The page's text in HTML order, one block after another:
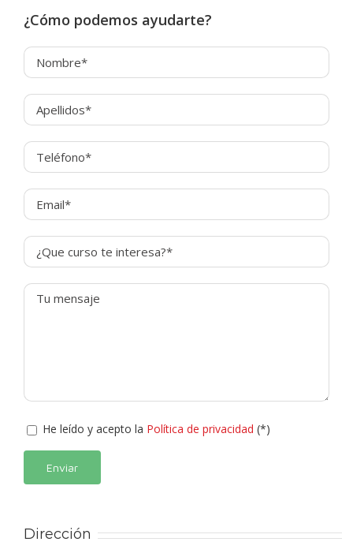
¿Cómo podemos ayudarte?
He leído y acepto la Política de privacidad (*)
Dirección